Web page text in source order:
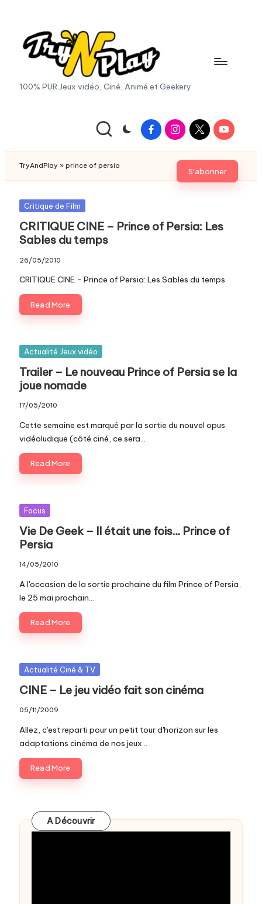
content
T
A
n
P
la
y.
c
o
m
100% PUR Jeux vidéo, Ciné, Animé et Geekery
FacebookInstagram
X
|
Twitter
Youtube
S'abonner
TryAndPlay » prince of persia
Posted
Critique de Film
CRITIQUE CINE – Prince of Persia: Les
Sables du temps
26/05/2010
CRITIQUE CINE - Prince of Persia: Les Sables du temps
Read More
Posted
Actualité Jeux vidéo
Trailer – Le nouveau Prince of Persia se la
joue nomade
17/05/2010
Cette semaine est marqué par la sortie du nouvel opus
vidéoludique (côté ciné, ce sera…
Read More
Posted
Focus
Vie De Geek – Il était une fois… Prince of
Persia
14/05/2010
A l'occasion de la sortie prochaine du film Prince of Persia,
le 25 mai prochain…
Read More
Posted
Actualité Ciné & TV
CINE – Le jeu vidéo fait son cinéma
05/11/2009
Allez, c'est reparti pour un petit tour d'horizon sur les
adaptations cinéma de nos jeux…
Read More
A Découvrir